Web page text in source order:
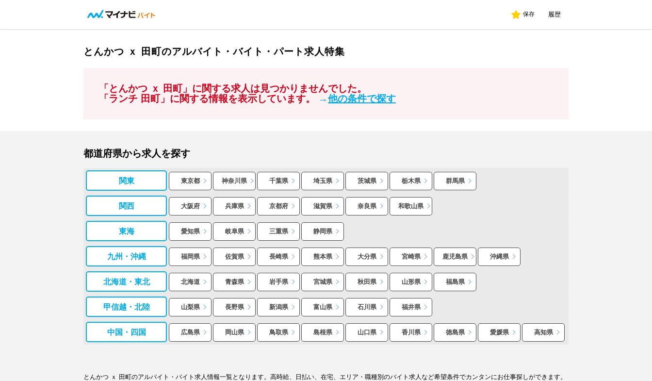
保存 履歴
とんかつ ｘ 田町のアルバイト・バイト・パート求人特集
「とんかつ ｘ 田町」に関する求人は見つかりませんでした。
「ランチ 田町」に関する情報を表示しています。
→他の条件で探す
都道府県から求人を探す
関東 東京都 神奈川県 千葉県 埼玉県 茨城県 栃木県 群馬県
関西 大阪府 兵庫県 京都府 滋賀県 奈良県 和歌山県
東海 愛知県 岐阜県 三重県 静岡県
九州・沖縄 福岡県 佐賀県 長崎県 熊本県 大分県 宮崎県 鹿児島県 沖縄県
北海道・東北 北海道 青森県 岩手県 宮城県 秋田県 山形県 福島県
甲信越・北陸 山梨県 長野県 新潟県 富山県 石川県 福井県
中国・四国 広島県 岡山県 鳥取県 島根県 山口県 香川県 徳島県 愛媛県 高知県
とんかつ ｘ 田町のアルバイト・バイト求人情報一覧となります。高時給、日払い、在宅、エリア・職種別のバイト求人など希望条件でカンタンにお仕事探しができます。